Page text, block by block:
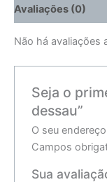
Avaliações (0)
Não há avaliações
Seja o
dessau”
O seu
Campos
Sua